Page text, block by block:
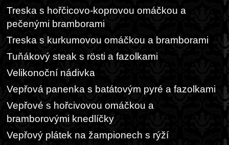
Treska s hořčicovo-koprovou omáčkou a
pečenými bramborami
Treska s kurkumovou omáčkou a bramborami
Tuňákový steak s rösti a fazolkami
Velikonoční nádivka
Vepřová panenka s batátovým pyré a fazolkami
Vepřové s hořcivovou omáčkou a
bramborovými knedlíčky
Vepřový plátek na žampionech s rýží